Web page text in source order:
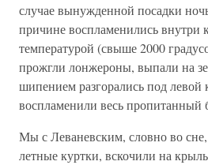
случае вынужденной посадки
причине воспламенились внутри
температурой (свыше 2000
прожгли лонжероны, выпали на
шипением разгорались под
воспламенили весь пропитанный
Мы с Леваневским, словно во сне,
летные куртки, вскочили на